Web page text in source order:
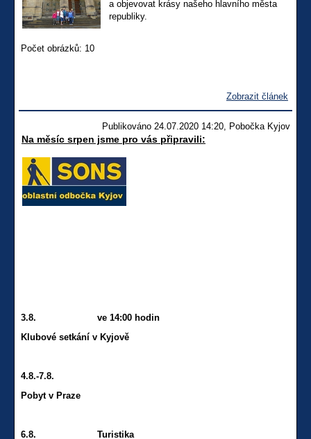
a objevovat krásy našeho hlavního města
republiky.
Počet obrázků: 10
Zobrazit článek
Publikováno 24.07.2020 14:20, Pobočka Kyjov
Na měsíc srpen jsme pro vás připravili:
3.8. ve 14:00 hodin
Klubové setkání v Kyjově
4.8.-7.8.
Pobyt v Praze
6.8. Turistika